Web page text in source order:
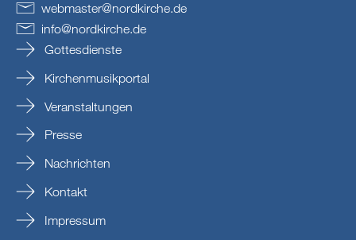
webmaster@nordkirche.de
info@nordkirche.de
Gottesdienste
Kirchenmusikportal
Veranstaltungen
Presse
Nachrichten
Kontakt
Impressum